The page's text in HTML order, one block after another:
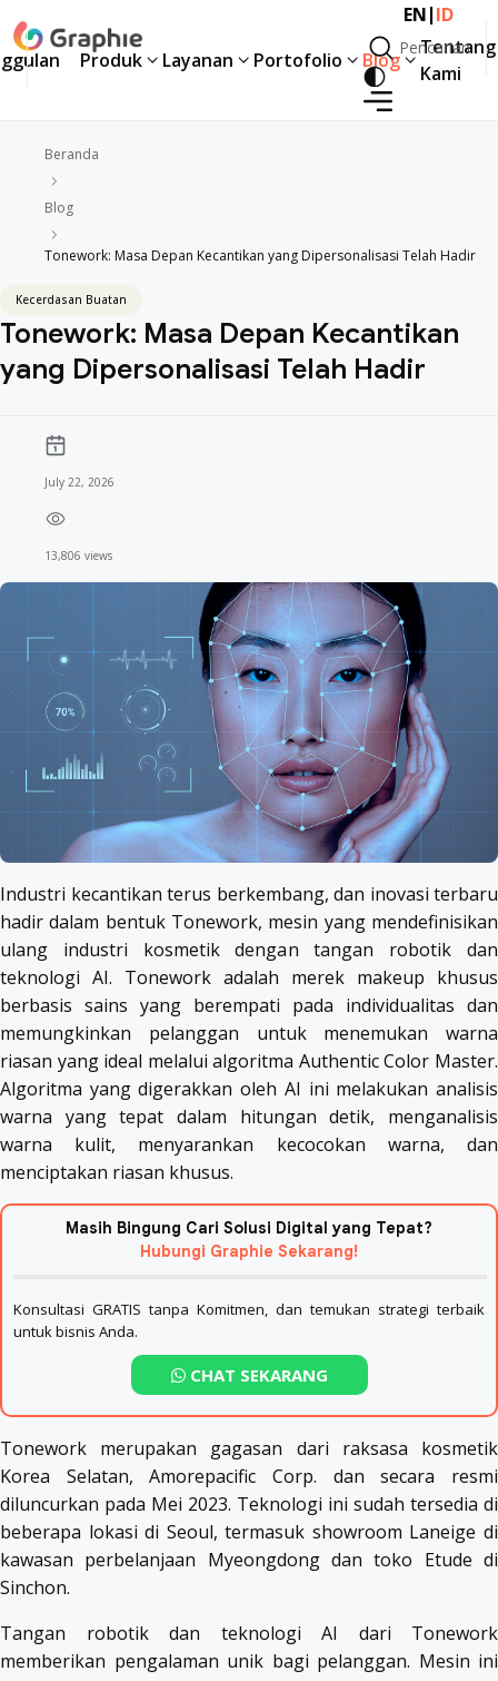
Produk
Layanan
Portofolio
Blog
Blog
Tentang
Kami
EN|ID
Pencarian
Pencarian
Beranda
Blog
Tonework: Masa Depan Kecantikan yang Dipersonalisasi Telah Hadir
Kecerdasan Buatan
Tonework: Masa Depan Kecantikan
yang Dipersonalisasi Telah Hadir
July 22, 2026
13,806 views
Industri kecantikan terus berkembang, dan inovasi terbaru
hadir dalam bentuk Tonework, mesin yang mendefinisikan
ulang industri kosmetik dengan tangan robotik dan
teknologi AI. Tonework adalah merek makeup khusus
berbasis sains yang berempati pada individualitas dan
memungkinkan pelanggan untuk menemukan warna
riasan yang ideal melalui algoritma Authentic Color Master.
Algoritma yang digerakkan oleh AI ini melakukan analisis
warna yang tepat dalam hitungan detik, menganalisis
warna kulit, menyarankan kecocokan warna, dan
menciptakan riasan khusus.
Masih Bingung Cari Solusi Digital yang Tepat?
Hubungi Graphie Sekarang!
Konsultasi GRATIS tanpa Komitmen, dan temukan strategi terbaik
untuk bisnis Anda.
CHAT SEKARANG
Tonework merupakan gagasan dari raksasa kosmetik
Korea Selatan, Amorepacific Corp. dan secara resmi
diluncurkan pada Mei 2023. Teknologi ini sudah tersedia di
beberapa lokasi di Seoul, termasuk showroom Laneige di
kawasan perbelanjaan Myeongdong dan toko Etude di
Sinchon.
Tangan robotik dan teknologi AI dari Tonework
memberikan pengalaman unik bagi pelanggan. Mesin ini